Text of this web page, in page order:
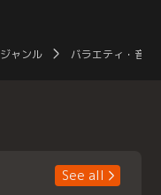
ジャンル バラエティ・音楽
See all